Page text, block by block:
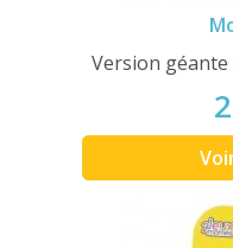
Version géante